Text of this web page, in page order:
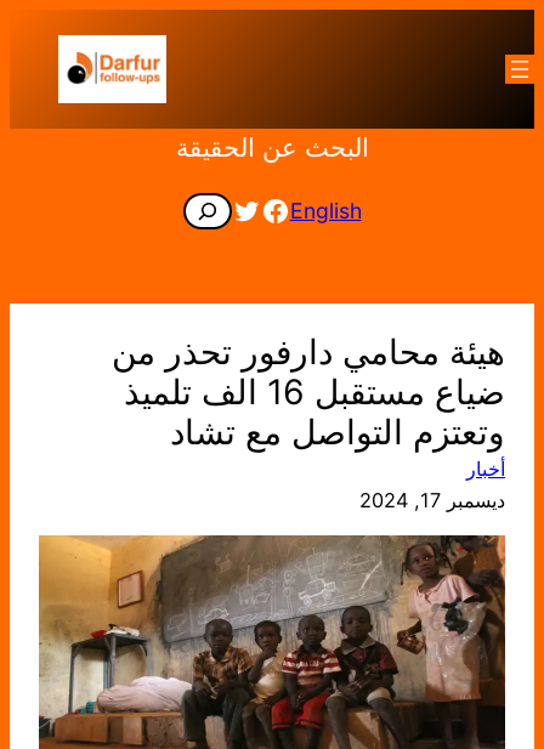
إلى
المحتوى
البحث عن الحقيقة
English
Facebook
Twitter
Search
هيئة محامي دارفور تحذر من
ضياع مستقبل 16 الف تلميذ
وتعتزم التواصل مع تشاد
أخبار
ديسمبر 17, 2024